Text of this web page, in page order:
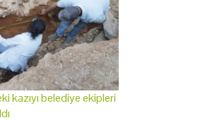
kazıyı belediye ekipleri